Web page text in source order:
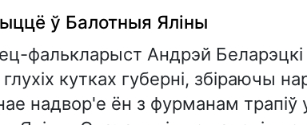
ў Балотныя Яліны
фалькларыст Андрэй Беларэцкі
кутках губерні, збіраючы
надвор'е ён з фурманам трапіў